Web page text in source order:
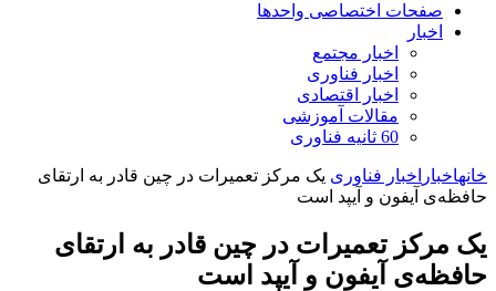
صفحات اختصاصی واحدها
اخبار
اخبار مجتمع
اخبار فناوری
اخبار اقتصادی
مقالات آموزشی
60 ثانیه فناوری
خانهاخبار اخبار فناوری یک مرکز تعمیرات در چین قادر به ارتقای
حافظه‌ی آیفون و آیپد است
یک مرکز تعمیرات در چین قادر به ارتقای
حافظه‌ی آیفون و آیپد است